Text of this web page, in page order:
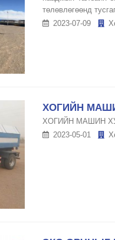
төлөвлөгөөнд
2023-07-09
ХОГИЙН
ХОГИЙН МАШИН
2023-05-01